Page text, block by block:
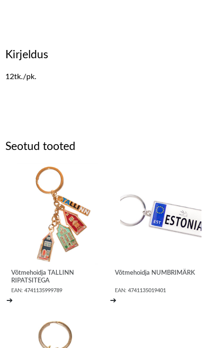
Kirjeldus
12tk./pk.
Seotud tooted
Võtmehoidja TALLINN
RIPATSITEGA
EAN:4741135999789
➔
Võtmehoidja NUMBRIMÄRK
EAN:4741135019401
➔